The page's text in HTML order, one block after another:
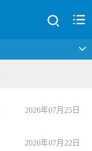
2026年07月25日
2026年07月22日